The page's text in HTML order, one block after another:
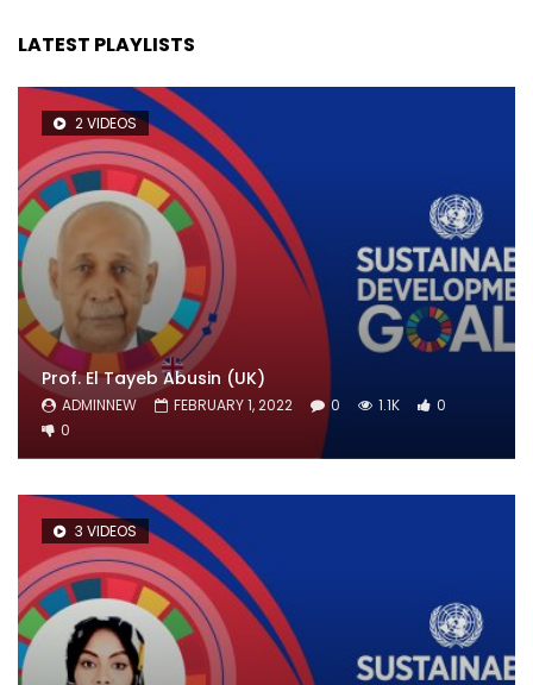
LATEST PLAYLISTS
2 VIDEOS
Prof. El Tayeb Abusin (UK)
ADMINNEW FEBRUARY 1, 2022 0 1.1K
0
0
3 VIDEOS